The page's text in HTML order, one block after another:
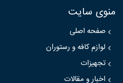
منوی سایت
صفحه اصلی
لوازم کافه و رستوران
تجهیزات
اخبار و مقالات